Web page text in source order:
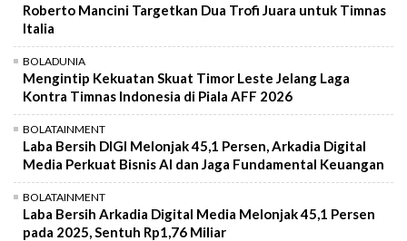
Roberto Mancini Targetkan Dua Trofi Juara untuk Timnas
Italia
BOLADUNIA
Mengintip Kekuatan Skuat Timor Leste Jelang Laga
Kontra Timnas Indonesia di Piala AFF 2026
BOLATAINMENT
Laba Bersih DIGI Melonjak 45,1 Persen, Arkadia Digital
Media Perkuat Bisnis AI dan Jaga Fundamental Keuangan
BOLATAINMENT
Laba Bersih Arkadia Digital Media Melonjak 45,1 Persen
pada 2025, Sentuh Rp1,76 Miliar